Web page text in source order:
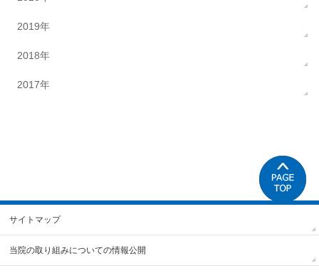
2019年
2018年
2017年
サイトマップ
当院の取り組みについての情報公開